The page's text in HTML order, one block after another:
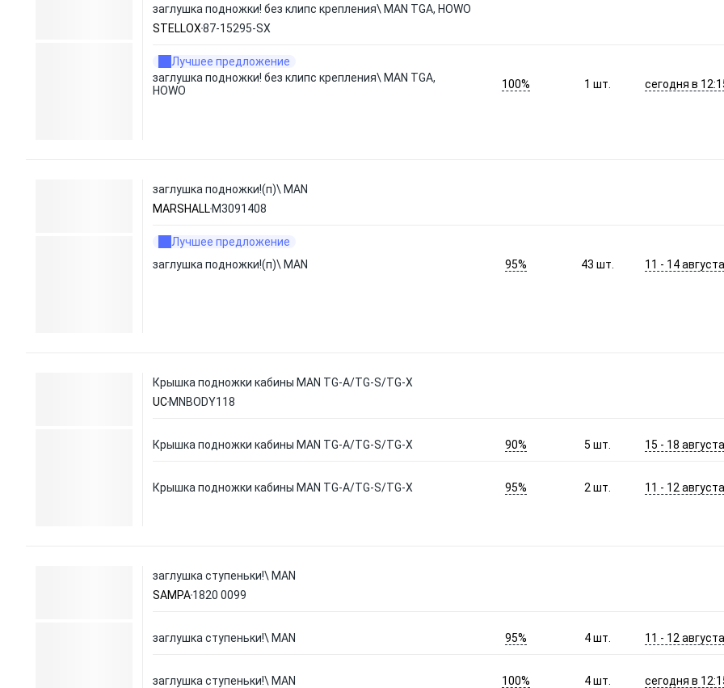
заглушка подножки! без клипс крепления\ MAN TGA, HOWO
STELLOX87-15295-SX
Лучшее предложение
заглушка подножки! без клипс крепления\ MAN TGA,
HOWO
100% 1шт. сегодня в
заглушка подножки!(п)\ MAN
MARSHALL M3091408
Лучшее предложение
заглушка подножки!(п)\ MAN
95% 43шт. 11 - 14 августа
Крышка подножки кабины MAN TG-A/TG-S/TG-X
UC MNBODY118
Крышка подножки кабины MAN TG-A/TG-S/TG-X 90% 5шт. 15 - 18 августа
Крышка подножки кабины MAN TG-A/TG-S/TG-X 95% 2шт. 11 - 12 августа
заглушка ступеньки!\ MAN
SAMPA1820 0099
заглушка ступеньки!\ MAN 95% 4шт. 11 - 12 августа
заглушка ступеньки!\ MAN 100% 4шт. сегодня в